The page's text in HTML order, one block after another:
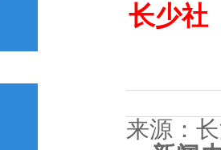
长少社
来源：